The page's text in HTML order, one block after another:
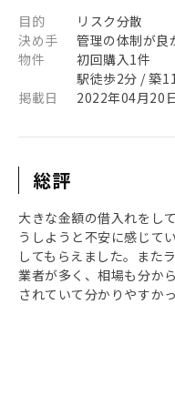
目的
リスク分散
決め手
管理の体制が良
物件
初回購入1件
駅徒歩2分 / 築
掲載日
2022年04月20
総評
大きな金額の借入れをし
うしようと不安に感じて
してもらえました。また
業者が多く、相場も分か
されていて分かりやすかっ